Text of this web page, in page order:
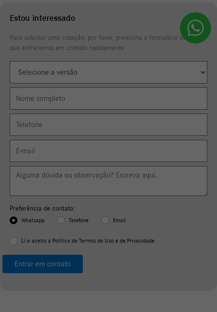
Estou interessado
Para solicitar uma cotação, por favor, preencha o formulário abaixo
que entraremos em contato rapidamente.
Preferência de contato:
Whatsapp Telefone Email
Li e aceito a Política de Termos de Uso e de Privacidade.
Entrar em contato